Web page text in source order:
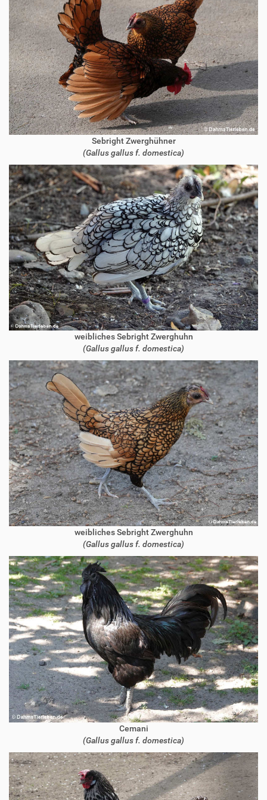
Sebright Zwerghühner
(Gallus gallus f. domestica)
weibliches Sebright Zwerghuhn
(Gallus gallus f. domestica)
weibliches Sebright Zwerghuhn
(Gallus gallus f. domestica)
Cemani
(Gallus gallus f. domestica)